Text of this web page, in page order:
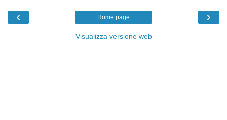
‹ ›
Home page
Visualizza versione web